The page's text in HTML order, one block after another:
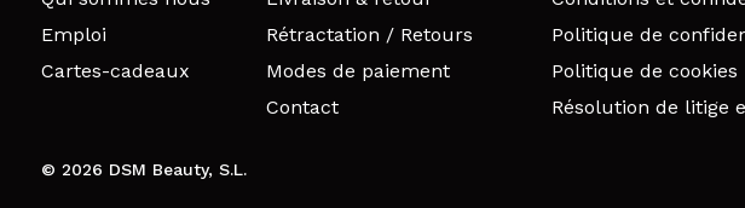
Emploi
Cartes-cadeaux
Rétractation / Retours
Modes de paiement
Contact
Politique de
Politique de cookies
Résolution de litige
© 2026 DSM Beauty, S.L.